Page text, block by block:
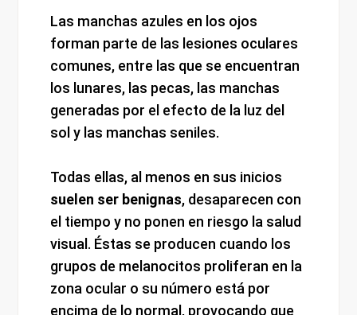
Las manchas azules en los ojos
forman parte de las lesiones oculares
comunes, entre las que se encuentran
los lunares, las pecas, las manchas
generadas por el efecto de la luz del
sol y las manchas seniles.
Todas ellas, al menos en sus inicios
suelen ser benignas, desaparecen con
el tiempo y no ponen en riesgo la salud
visual. Éstas se producen cuando los
grupos de melanocitos proliferan en la
zona ocular o su número está por
encima de lo normal, provocando que